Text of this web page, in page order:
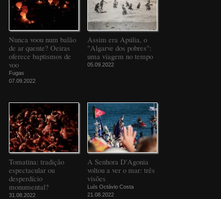
Nunca voou num balão
de ar quente? Oeiras
oferece baptismos de
voo
Fugas
07.09.2022
Assim era Apúlia, o
"Algarve dos pobres":
uma viagem no tempo
05.09.2022
Tomatina: tradição
espectacular ou
desperdício
monumental?
31.08.2022
A Senhora D'Agonia
voltou a ver o mar: três
visões
Luís Octávio Costa
21.08.2022